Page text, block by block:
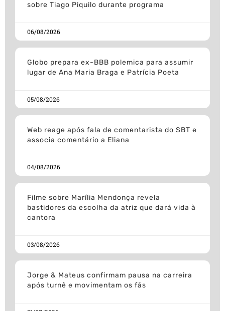
sobre Tiago Piquilo durante programa
06/08/2026
Globo prepara ex-BBB polemica para assumir
lugar de Ana Maria Braga e Patrícia Poeta
05/08/2026
Web reage após fala de comentarista do SBT e
associa comentário a Eliana
04/08/2026
Filme sobre Marília Mendonça revela
bastidores da escolha da atriz que dará vida à
cantora
03/08/2026
Jorge & Mateus confirmam pausa na carreira
após turnê e movimentam os fãs